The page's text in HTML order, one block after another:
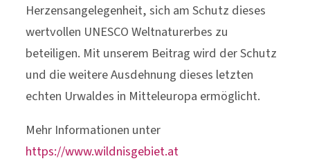
Herzensangelegenheit, sich am Schutz dieses
wertvollen UNESCO Weltnaturerbes zu
beteiligen. Mit unserem Beitrag wird der Schutz
und die weitere Ausdehnung dieses letzten
echten Urwaldes in Mitteleuropa ermöglicht.
Mehr Informationen unter
https://www.wildnisgebiet.at